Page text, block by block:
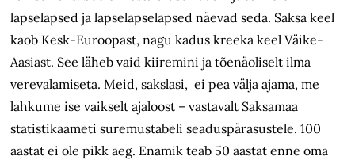
lapselapsed ja lapselapselapsed näevad seda. Saksa keel
kaob Kesk-Euroopast, nagu kadus kreeka keel Väike-
Aasiast. See läheb vaid kiiremini ja tõenäoliselt ilma
verevalamiseta. Meid, sakslasi, ei pea välja ajama, me
lahkume ise vaikselt ajaloost – vastavalt Saksamaa
statistikaameti suremustabeli seaduspärasustele. 100
aastat ei ole pikk aeg. Enamik teab 50 aastat enne oma